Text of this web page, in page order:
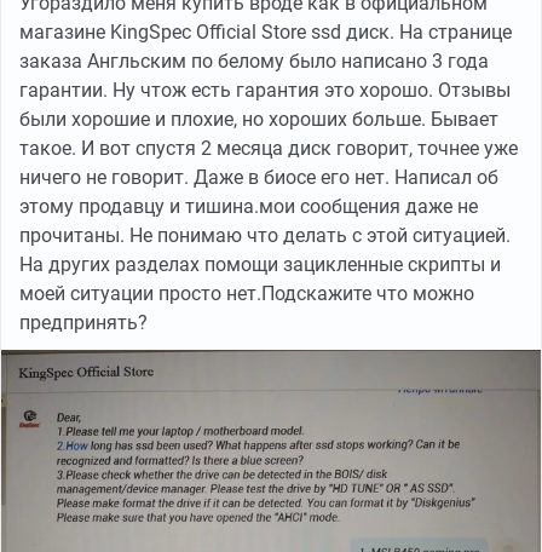
магазине KingSpec Official Store ssd диск. На странице
заказа Англьским по белому было написано 3 года
гарантии. Ну чтож есть гарантия это хорошо. Отзывы
были хорошие и плохие, но хороших больше. Бывает
такое. И вот спустя 2 месяца диск говорит, точнее уже
ничего не говорит. Даже в биосе его нет. Написал об
этому продавцу и тишина.мои сообщения даже не
прочитаны. Не понимаю что делать с этой ситуацией.
На других разделах помощи зацикленные скрипты и
моей ситуации просто нет.Подскажите что можно
предпринять?